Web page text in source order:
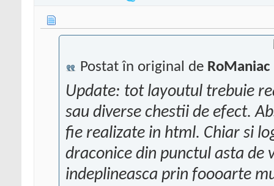
Postat în original de RoManiac
Update: tot layoutul trebuie
sau diverse chestii de efect.
fie realizate in html. Chiar si
draconice din punctul asta de
indeplineasca prin foooarte